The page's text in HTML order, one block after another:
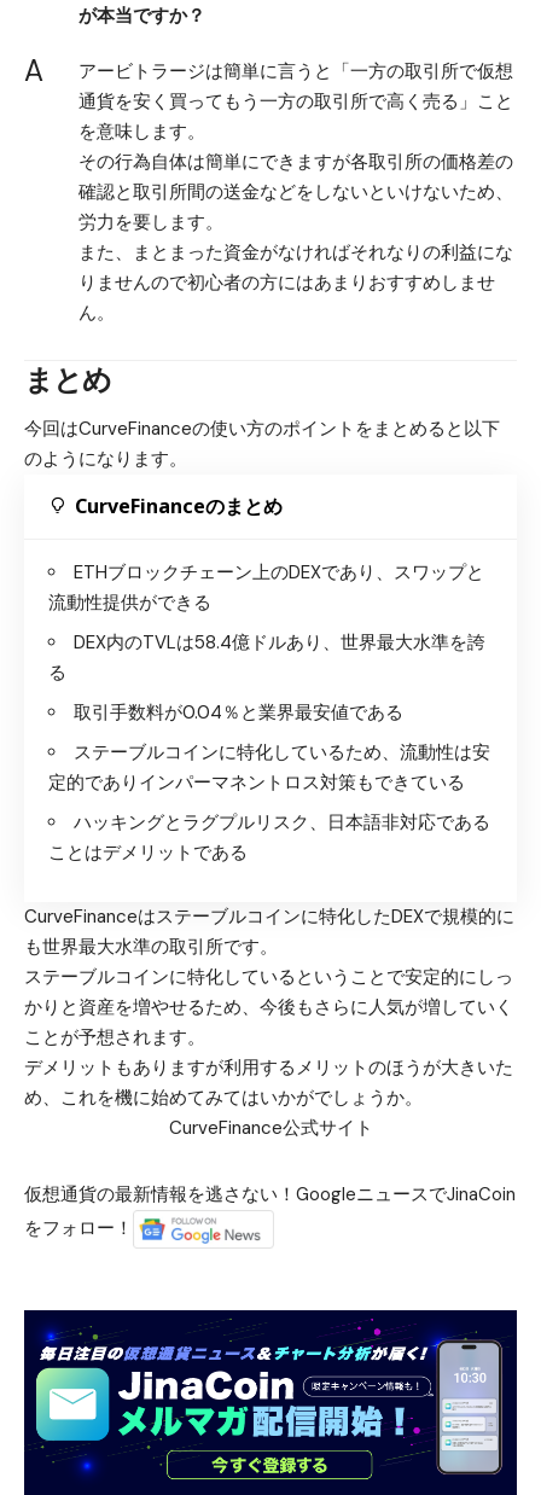
が本当ですか？
A
アービトラージは簡単に言うと「一方の取引所で仮想
通貨を安く買ってもう一方の取引所で高く売る」こと
を意味します。
その行為自体は簡単にできますが各取引所の価格差の
確認と取引所間の送金などをしないといけないため、
労力を要します。
また、まとまった資金がなければそれなりの利益にな
りませんので初心者の方にはあまりおすすめしませ
ん。
まとめ
今回はCurveFinanceの使い方のポイントをまとめると以下
のようになります。
CurveFinanceのまとめ
ETHブロックチェーン上のDEXであり、スワップと
流動性提供ができる
DEX内のTVLは58.4億ドルあり、世界最大水準を誇
る
取引手数料が0.04％と業界最安値である
ステーブルコインに特化しているため、流動性は安
定的でありインパーマネントロス対策もできている
ハッキングとラグプルリスク、日本語非対応である
ことはデメリットである
CurveFinanceはステーブルコインに特化したDEXで規模的に
も世界最大水準の取引所です。
ステーブルコインに特化しているということで安定的にしっ
かりと資産を増やせるため、今後もさらに人気が増していく
ことが予想されます。
デメリットもありますが利用するメリットのほうが大きいた
め、これを機に始めてみてはいかがでしょうか。
CurveFinance公式サイト
仮想通貨の最新情報を逃さない！GoogleニュースでJinaCoin
をフォロー！